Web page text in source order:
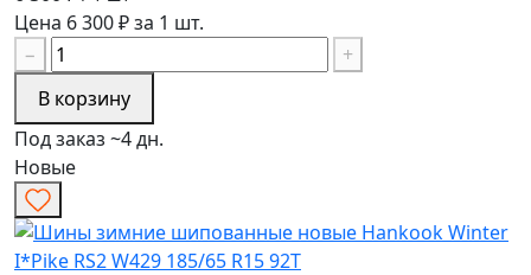
Цена 6 300 ₽ за 1 шт.
−
+
В корзину
Под заказ ~4 дн.
Новые